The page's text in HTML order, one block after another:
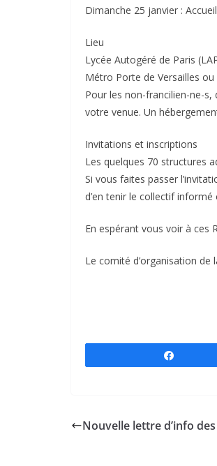
Dimanche 25 janvier :
Lieu
Lycée Autogéré de Paris
Métro Porte de Versailles ou
Pour les non-francilien-ne-
votre venue. Un
Invitations et inscriptions
Les quelques 70 structures
Si vous faites passer
d’en tenir le collectif
En espérant vous voir à ces
Le comité d’organisation de
Nouvelle lettre d’info